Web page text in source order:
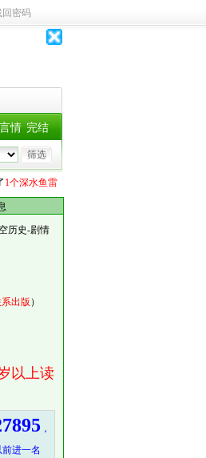
回密码
完结
情
鱼雷 雪見
历史-剧情
出版 ）
以上读
，
进一名